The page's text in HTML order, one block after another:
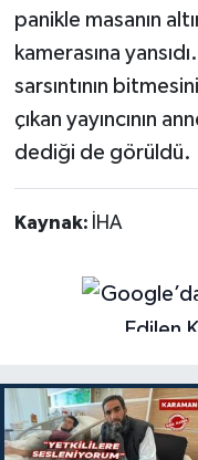
panikle masanın
kamerasına
sarsıntının
çıkan yayıncının
dediği de görüldü.
Kaynak: İHA